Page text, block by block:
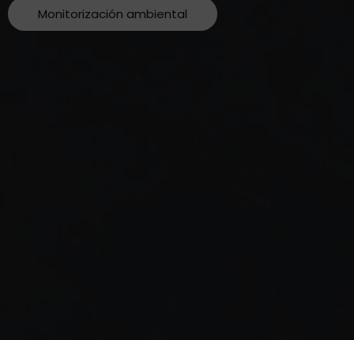
Monitorización ambiental